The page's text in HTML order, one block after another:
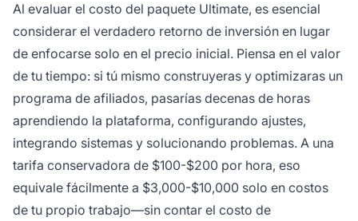
Al evaluar el costo del paquete Ultimate, es esencial
considerar el verdadero retorno de inversión en lugar
de enfocarse solo en el precio inicial. Piensa en el valor
de tu tiempo: si tú mismo construyeras y optimizaras un
programa de afiliados, pasarías decenas de horas
aprendiendo la plataforma, configurando ajustes,
integrando sistemas y solucionando problemas. A una
tarifa conservadora de $100-$200 por hora, eso
equivale fácilmente a $3,000-$10,000 solo en costos
de tu propio trabajo—sin contar el costo de